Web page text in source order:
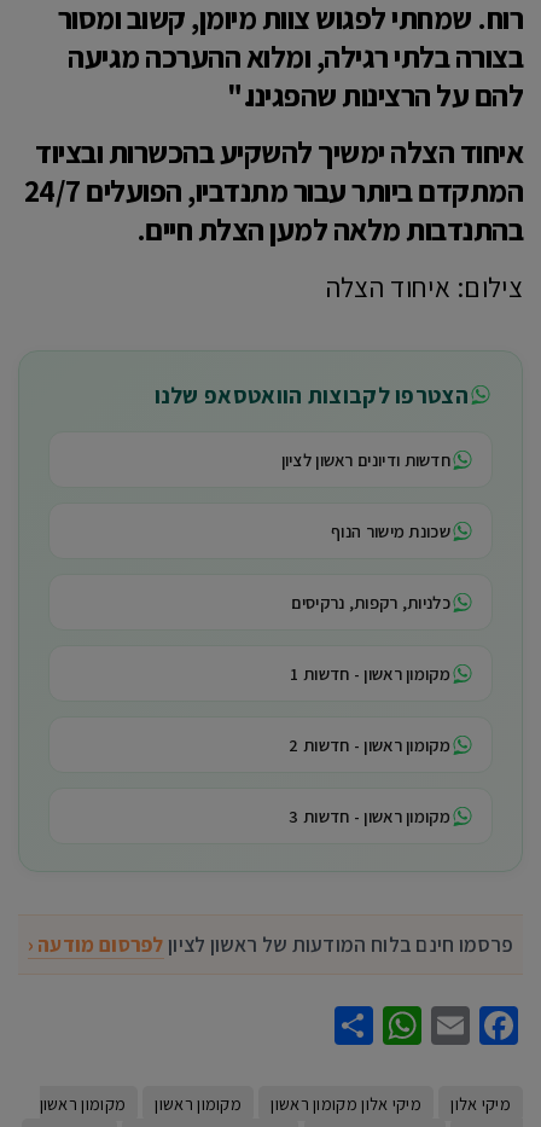
רוח. שמחתי לפגוש צוות מיומן, קשוב ומסור
בצורה בלתי רגילה, ומלוא ההערכה מגיעה
להם על הרצינות שהפגינו."
​איחוד הצלה ימשיך להשקיע בהכשרות ובציוד
המתקדם ביותר עבור מתנדביו, הפועלים 24/7
בהתנדבות מלאה למען הצלת חיים.
צילום: איחוד הצלה
הצטרפו לקבוצות הוואטסאפ שלנו
חדשות ודיונים ראשון לציון
שכונת מישור הנוף
כלניות, רקפות, נרקיסים
מקומון ראשון - חדשות 1
מקומון ראשון - חדשות 2
מקומון ראשון - חדשות 3
פרסמו חינם בלוח המודעות של ראשון לציון לפרסום מודעה ‹
Facebook
Email
WhatsApp
מיקי אלון מיקי אלון מקומון ראשון מקומון ראשון
מקומון ראשון